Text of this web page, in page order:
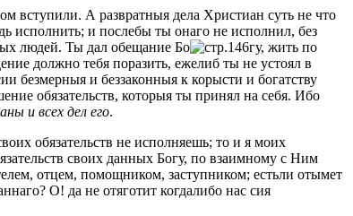
вступили. А развратныя дела Христиан суть не что
исполнить; и послебы ты онаго не исполнил, без
людей. Ты дал обещание Бо
гу, жить по
должно тебя поразить, ежелиб ты не устоял в
и беззаконныя к корысти и богатству
обязательств, которыя ты принял на себя. Ибо
и всех дел его.
обязательств не исполняешь; то и я моих
своих данных Богу, по взаимному с Ним
отцем, помощником, заступником; естьли отымет
О! да не отяготит когдалибо нас сия